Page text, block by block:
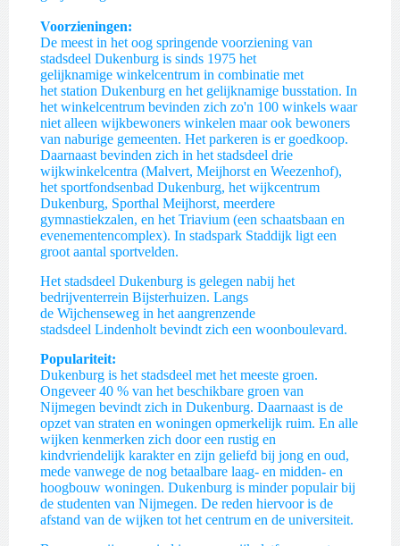
Voorzieningen:
De meest in het oog springende voorziening van
stadsdeel Dukenburg is sinds 1975 het
gelijknamige winkelcentrum in combinatie met
het station Dukenburg en het gelijknamige busstation. In
het winkelcentrum bevinden zich zo'n 100 winkels waar
niet alleen wijkbewoners winkelen maar ook bewoners
van naburige gemeenten. Het parkeren is er goedkoop.
Daarnaast bevinden zich in het stadsdeel drie
wijkwinkelcentra (Malvert, Meijhorst en Weezenhof),
het sportfondsenbad Dukenburg, het wijkcentrum
Dukenburg, Sporthal Meijhorst, meerdere
gymnastiekzalen, en het Triavium (een schaatsbaan en
evenementencomplex). In stadspark Staddijk ligt een
groot aantal sportvelden.
Het stadsdeel Dukenburg is gelegen nabij het
bedrijventerrein Bijsterhuizen. Langs
de Wijchenseweg in het aangrenzende
stadsdeel Lindenholt bevindt zich een woonboulevard.
Populariteit:
Dukenburg is het stadsdeel met het meeste groen.
Ongeveer 40 % van het beschikbare groen van
Nijmegen bevindt zich in Dukenburg. Daarnaast is de
opzet van straten en woningen opmerkelijk ruim. En alle
wijken kenmerken zich door een rustig en
kindvriendelijk karakter en zijn geliefd bij jong en oud,
mede vanwege de nog betaalbare laag- en midden- en
hoogbouw woningen. Dukenburg is minder populair bij
de studenten van Nijmegen. De reden hiervoor is de
afstand van de wijken tot het centrum en de universiteit.